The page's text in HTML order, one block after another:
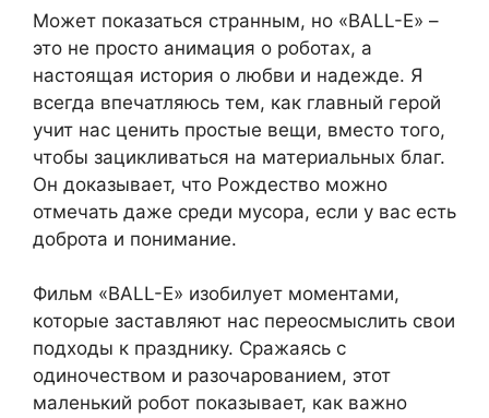
Может показаться странным, но «ВALL-E» –
это не просто анимация о роботах, а
настоящая история о любви и надежде. Я
всегда впечатляюсь тем, как главный герой
учит нас ценить простые вещи, вместо того,
чтобы зацикливаться на материальных благ.
Он доказывает, что Рождество можно
отмечать даже среди мусора, если у вас есть
доброта и понимание.
Фильм «ВALL-E» изобилует моментами,
которые заставляют нас переосмыслить свои
подходы к празднику. Сражаясь с
одиночеством и разочарованием, этот
маленький робот показывает, как важно